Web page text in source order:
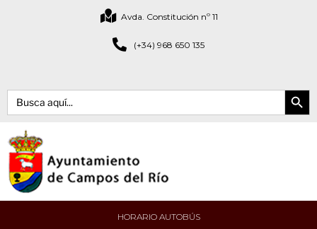
Avda. Constitución nº 11
(+34) 968 650 135
Buscar: Botón de
HORARIO AUTOBÚS